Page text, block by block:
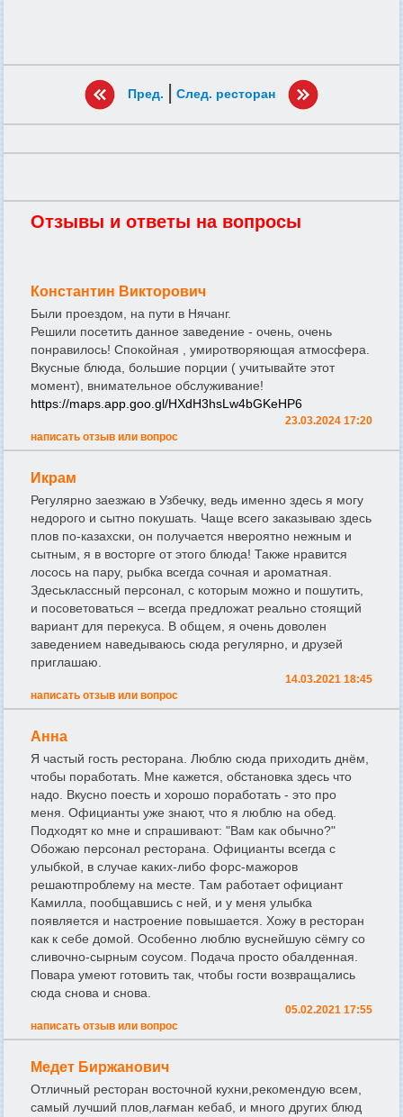
Пред. | След. ресторан
Отзывы и ответы на вопросы
Константин Викторович
Были проездом, на пути в Нячанг.
Решили посетить данное заведение - очень, очень
понравилось! Спокойная , умиротворяющая атмосфера.
Вкусные блюда, большие порции ( учитывайте этот
момент), внимательное обслуживание!
https://maps.app.goo.gl/HXdH3hsLw4bGKeHP6
23.03.2024 17:20
написать отзыв или вопрос
Икрам
Регулярно заезжаю в Узбечку, ведь именно здесь я могу
недорого и сытно покушать. Чаще всего заказываю здесь
плов по-казахски, он получается нвероятно нежным и
сытным, я в восторге от этого блюда! Также нравится
лосось на пару, рыбка всегда сочная и ароматная.
Здеськлассный персонал, с которым можно и пошутить,
и посоветоваться – всегда предложат реально стоящий
вариант для перекуса. В общем, я очень доволен
заведением наведываюсь сюда регулярно, и друзей
приглашаю.
14.03.2021 18:45
написать отзыв или вопрос
Анна
Я частый гость ресторана. Люблю сюда приходить днём,
чтобы поработать. Мне кажется, обстановка здесь что
надо. Вкусно поесть и хорошо поработать - это про
меня. Официанты уже знают, что я люблю на обед.
Подходят ко мне и спрашивают: "Вам как обычно?"
Обожаю персонал ресторана. Официанты всегда с
улыбкой, в случае каких-либо форс-мажоров
решаютпроблему на месте. Там работает официант
Камилла, пообщавшись с ней, и у меня улыбка
появляется и настроение повышается. Хожу в ресторан
как к себе домой. Особенно люблю вуснейшую сёмгу со
сливочно-сырным соусом. Подача просто обалденная.
Повара умеют готовить так, чтобы гости возвращались
сюда снова и снова.
05.02.2021 17:55
написать отзыв или вопрос
Медет Биржанович
Отличный ресторан восточной кухни,рекомендую всем,
самый лучший плов,лағман кебаб, и много других блюд